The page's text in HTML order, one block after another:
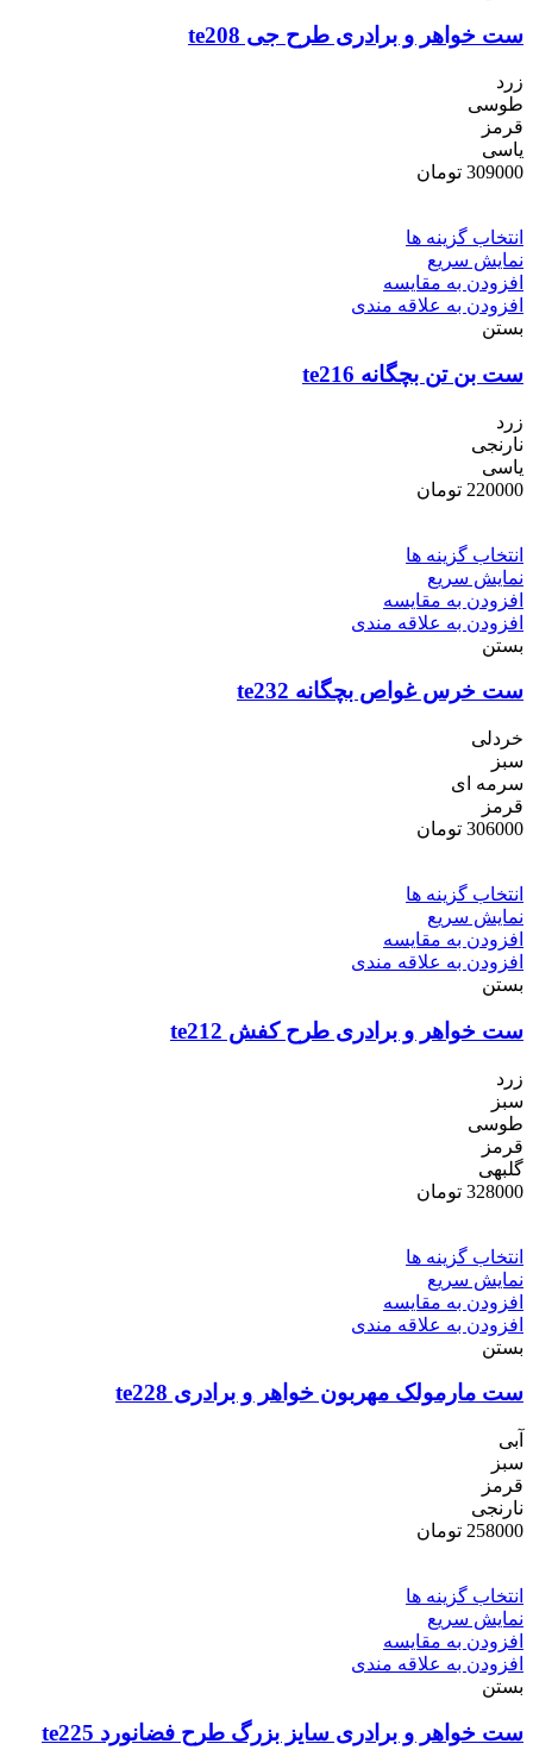
ست خواهر و برادری طرح جی te208
زرد
طوسی
قرمز
یاسی
309000 تومان
انتخاب گزینه ها
نمایش سریع
افزودن به مقایسه
افزودن به علاقه مندی
بستن
ست بن تن بچگانه te216
زرد
نارنجی
یاسی
220000 تومان
انتخاب گزینه ها
نمایش سریع
افزودن به مقایسه
افزودن به علاقه مندی
بستن
ست خرس غواص بچگانه te232
خردلی
سبز
سرمه ای
قرمز
306000 تومان
انتخاب گزینه ها
نمایش سریع
افزودن به مقایسه
افزودن به علاقه مندی
بستن
ست خواهر و برادری طرح کفش te212
زرد
سبز
طوسی
قرمز
گلبهی
328000 تومان
انتخاب گزینه ها
نمایش سریع
افزودن به مقایسه
افزودن به علاقه مندی
بستن
ست مارمولک مهربون خواهر و برادری te228
آبی
سبز
قرمز
نارنجی
258000 تومان
انتخاب گزینه ها
نمایش سریع
افزودن به مقایسه
افزودن به علاقه مندی
بستن
ست خواهر و برادری سایز بزرگ طرح فضانورد te225